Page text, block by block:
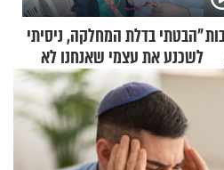
"הבטתי בדלת המחלקה, ניסיתי
לשכנע את עצמי שאנחנו לא
שייכים לשם"